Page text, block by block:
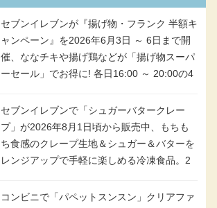
セブンイレブンが『揚げ物・フランク 半額キ
ャンペーン』を2026年6月3日 ～ 6日まで開
催、ななチキや揚げ鶏などが「揚げ物スーパ
ーセール」でお得に! 各日16:00 ～ 20:00の4
アメリカンドッグが税抜き69円!
セブンイレブンで「シュガーバタークレー
プ」が2026年8月1日頃から販売中、もちも
ち食感のクレープ生地＆シュガー＆バターを
レンジアップで手軽に楽しめる冷凍食品。2
コンビニで「パペットスンスン」クリアファ